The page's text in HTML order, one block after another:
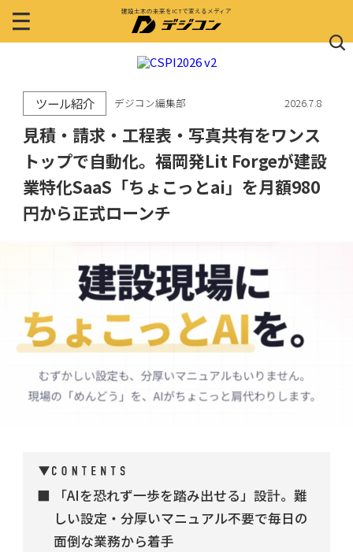
建設土木の未来をICTで変えるメディア
ツール紹介 デジコン編集部 2026.7.8
見積・請求・工程表・写真共有をワンス
トップで自動化。福岡発Lit Forgeが建設
業特化SaaS「ちょこっとai」を月額980
円から正式ローンチ
「AIを恐れず一歩を踏み出せる」設計。難
しい設定・分厚いマニュアル不要で毎日の
面倒な業務から着手